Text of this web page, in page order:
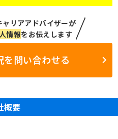
ャリアアドバイザーが
情報をお伝えします
を問い合わせる
概要